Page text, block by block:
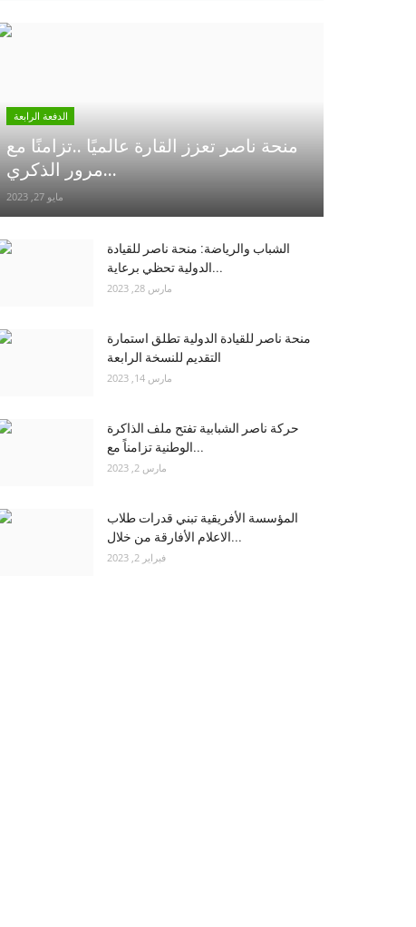
الدفعة الرابعة
منحة ناصر تعزز القارة عالميًا ..تزامنًا مع
مرور الذكري...
مايو 27, 2023
الشباب والرياضة: منحة ناصر للقيادة
الدولية تحظي برعاية...
مارس 28, 2023
منحة ناصر للقيادة الدولية تطلق استمارة
التقديم للنسخة الرابعة
مارس 14, 2023
حركة ناصر الشبابية تفتح ملف الذاكرة
الوطنية تزامناً مع...
مارس 2, 2023
المؤسسة الأفريقية تبني قدرات طلاب
الاعلام الأفارقة من خلال...
فبراير 2, 2023